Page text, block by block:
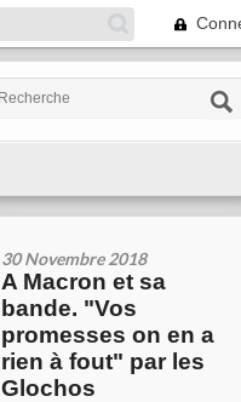
30 Novembre 2018
A Macron et sa
bande. "Vos
promesses on en a
rien à fout" par les
Glochos